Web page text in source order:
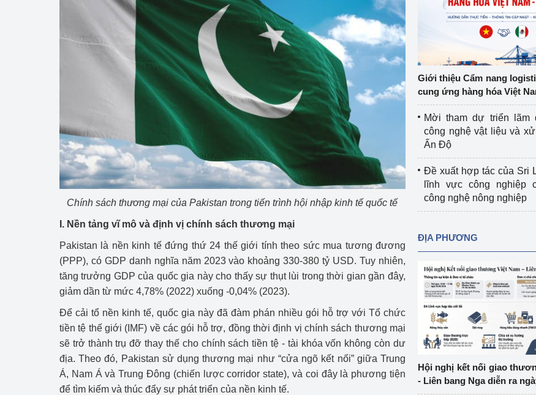
Cơ sở sản xuất, sửa chữa chai chứa
LPG
Tổ chức huấn luyện, bồi dưỡng
nghiệp vụ kiểm định kỹ thuật an toàn
lao động
Sử dụng năng lượng tiết kiệm và
hiệu quả
Hiệu quả năng lượng
Khoa học, công nghệ và đổi mới sáng
tạo
Thông báo
Bảo vệ môi trường Video bảo vệ môi trường
Album ảnh bảo vệ môi trường
Văn bản về môi trường
Đọc báo giúp bạn
Bảo vệ nền tảng tư tưởng của Đảng
Doanh nghiệp - Người dân
Xúc tiến thương mại Khu vực miền Bắc
Khu vực miền Trung
Khu vực miền Nam
Thị trường nước ngoàiHiệp định EVFTA
Thị trường châu Á – châu Phi
Thị trường châu Âu – châu Mỹ
Thị trường trong nước
Ngành Công Thương đưa nghị quyết
Đại hội XIV của Đảng vào cuộc sống
Phát triển công nghiệpCông nghiệp nền tảng
Chính sách
Sản xuất công nghiệp
Phát triển năng lượng
Chính sách thương mại của Pakistan trong tiến trình hội nhập kinh tế quốc tế
I. Nền tảng vĩ mô và định vị chính sách thương mại
Pakistan là nền kinh tế đứng thứ 24 thế giới tính theo sức mua tương đương
(PPP), có GDP danh nghĩa năm 2023 vào khoảng 330-380 tỷ USD. Tuy nhiên,
tăng trưởng GDP của quốc gia này cho thấy sự thụt lùi trong thời gian gần đây,
giảm dần từ mức 4,78% (2022) xuống -0,04% (2023).
Để cải tổ nền kinh tế, quốc gia này đã đàm phán nhiều gói hỗ trợ với Tổ chức
tiền tệ thế giới (IMF) về các gói hỗ trợ, đồng thời định vị chính sách thương mại
sẽ trở thành trụ đỡ thay thế cho chính sách tiền tệ - tài khóa vốn không còn dư
địa. Theo đó, Pakistan sử dụng thương mại như “cửa ngõ kết nối” giữa Trung
Á, Nam Á và Trung Đông (chiến lược corridor state), và coi đây là phương tiện
để tìm kiếm và thúc đẩy sự phát triển của nền kinh tế.
Giới thiệu Cẩm nang
cung ứng hàng hóa Việt
Mời tham dự triển lãm
công nghệ vật liệu và
Ấn Độ
Đề xuất hợp tác của Sri
lĩnh vực công nghiệp
công nghệ nông nghiệp
ĐỊA PHƯƠNG
Hội nghị kết nối giao
- Liên bang Nga diễn ra